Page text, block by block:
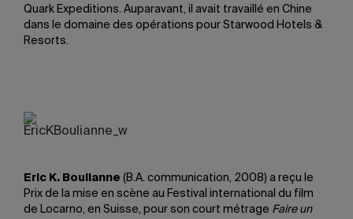
Quark Expeditions. Auparavant, il avait travaillé en Chine
dans le domaine des opérations pour Starwood Hotels &
Resorts.
Eric K. Boulianne (B.A. communication, 2008) a reçu le
Prix de la mise en scène au Festival international du film
de Locarno, en Suisse, pour son court métrage Faire un